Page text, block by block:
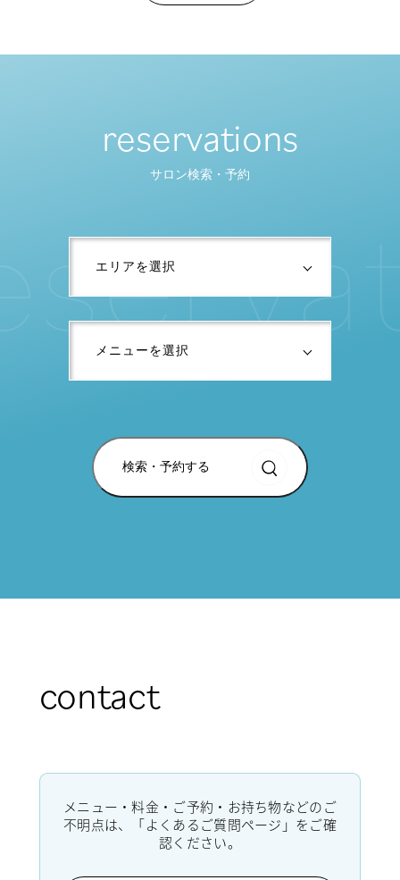
reservations
サロン検索・予約
検索・予約する
serva
contact
メニュー・料金・ご予約・お持ち物などのご
不明点は、「よくあるご質問ページ」をご確
認ください。